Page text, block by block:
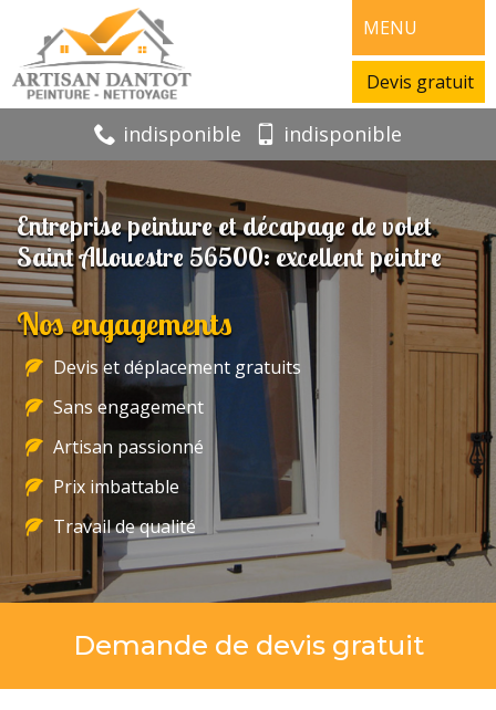
MENU
Devis gratuit
indisponible indisponible
Entreprise peinture et décapage de volet
Saint Allouestre 56500: excellent peintre
Nos engagements
Devis et déplacement gratuits
Sans engagement
Artisan passionné
Prix imbattable
Travail de qualité
Demande de devis gratuit